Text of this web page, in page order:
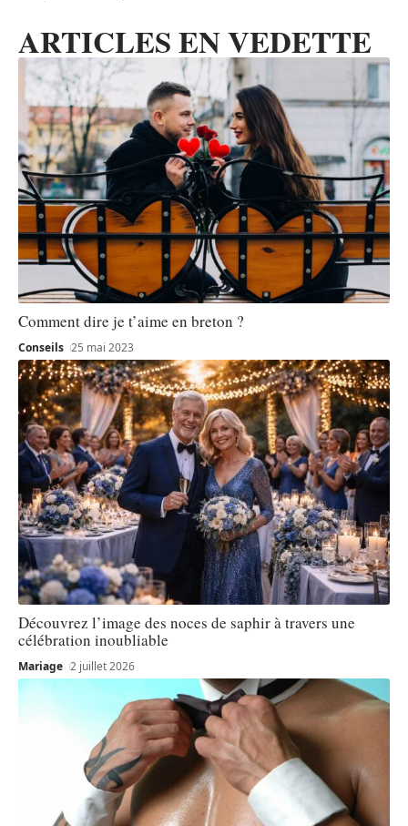
ARTICLES EN VEDETTE
Comment dire je t’aime en breton ?
Conseils 25 mai 2023
Découvrez l’image des noces de saphir à travers une
célébration inoubliable
Mariage 2 juillet 2026